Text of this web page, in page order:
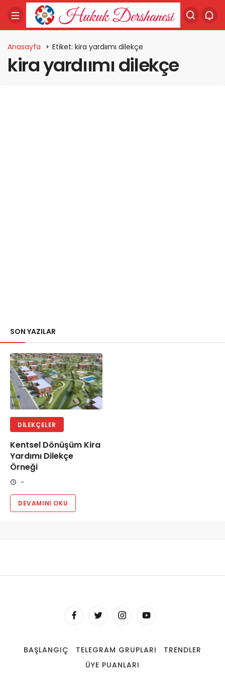
Anasayfa Etiket: kira yardıımı dilekçe
kira yardıımı dilekçe
SON YAZILAR
DILEKÇELER
Kentsel Dönüşüm Kira
Yardımı Dilekçe
Örneği
-
DEVAMINI OKU
BAŞLANGIÇ TELEGRAM GRUPLARI
TRENDLER
ÜYE PUANLARI